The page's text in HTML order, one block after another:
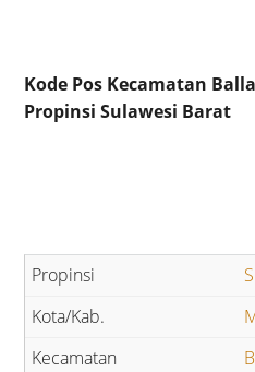
Kode Pos Kecamatan
Propinsi Sulawesi Barat